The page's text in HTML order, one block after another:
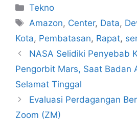
Kategori
Tekno
Tag
Amazon, Center, Data,
Kota, Pembatasan, Rapat,
NASA Selidiki Penyebab
Pengorbit Mars, Saat Badan
Selamat Tinggal
Evaluasi Perdagangan
Zoom (ZM)